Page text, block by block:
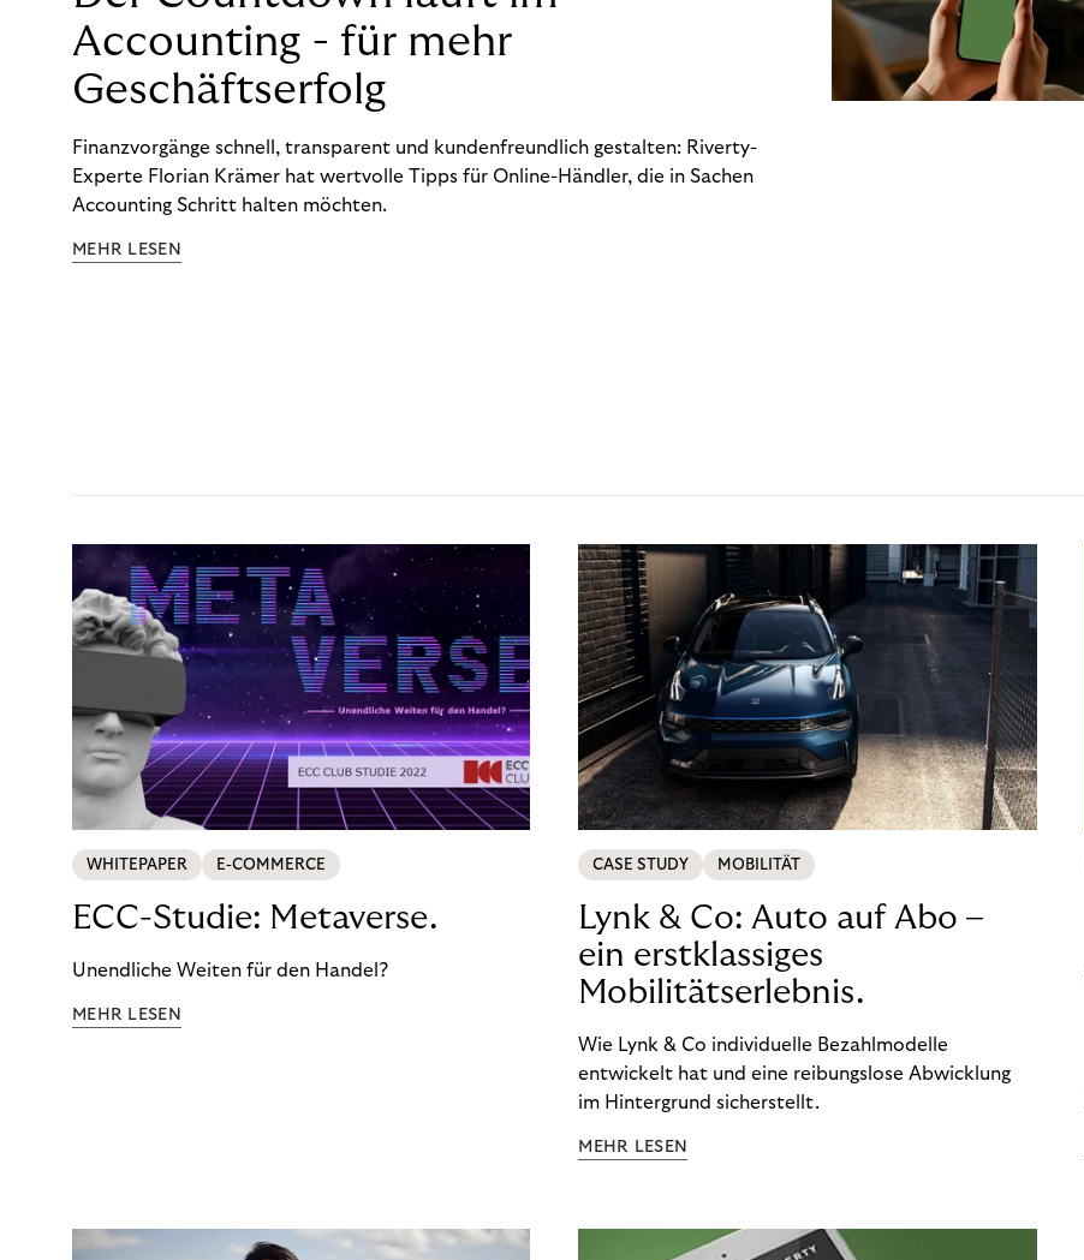
Accounting - für mehr
Geschäftserfolg
Finanzvorgänge schnell, transparent und kundenfreundlich gestalten: Riverty-
Experte Florian Krämer hat wertvolle Tipps für Online-Händler, die in Sachen
Accounting Schritt halten möchten.
MEHR LESEN
WHITEPAPER E-COMMERCE
ECC-Studie: Metaverse.
Unendliche Weiten für den Handel?
MEHR LESEN
CASE STUDY MOBILITÄT
Lynk & Co: Auto auf Abo –
ein erstklassiges
Mobilitätserlebnis.
Wie Lynk & Co individuelle Bezahlmodelle
entwickelt hat und eine reibungslose Abwicklung
im Hintergrund sicherstellt.
MEHR LESEN